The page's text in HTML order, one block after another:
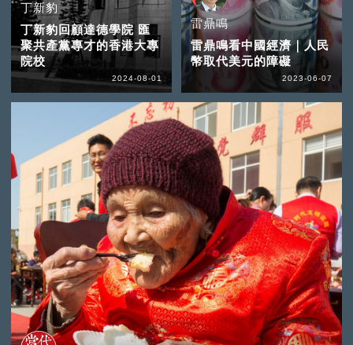
丁新豹
丁新豹回顧達德學院 匯
聚共產黨專才的香港大專
院校
2024-08-01
雷鼎鳴
雷鼎鳴看中國經濟｜人民
幣取代美元的障礙
2023-06-07